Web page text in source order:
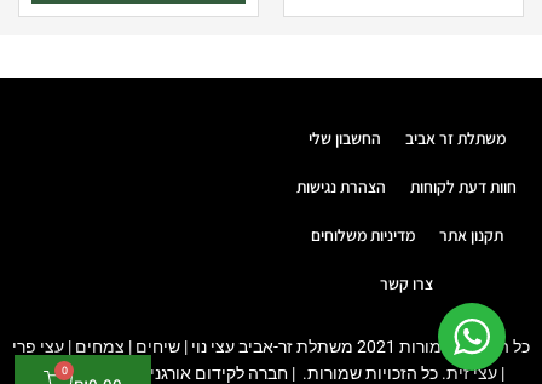
משתלת זר אביב החשבון שלי
חוות דעת לקוחות הצהרת נגישות
תקנון אתר מדיניות משלוחים
צרו קשר
כל הזכויות שמורות 2021 משתלת זר-אביב עצי נוי | שיחים | צמחים | עצי פרי
| עצי זית. כל הזכויות שמורות. | חברה לקידום אורגני 0